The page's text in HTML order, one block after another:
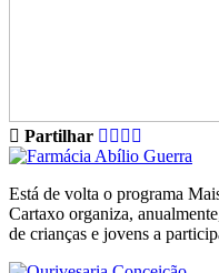
Partilhar
Está de volta o programa
Cartaxo organiza,
de crianças e jovens a